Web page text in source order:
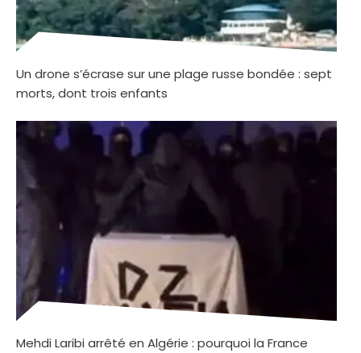
Un drone s’écrase sur une plage russe bondée : sept
morts, dont trois enfants
Mehdi Laribi arrêté en Algérie : pourquoi la France